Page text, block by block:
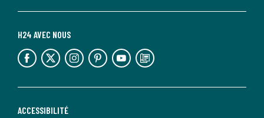
ACCESSIBILITÉ
H24 AVEC NOUS
lien vers l'espace réseaux sociaux lien vers l'espace réseaux sociaux lien vers l'espace réseaux sociaux lien vers l'espace réseaux sociaux lien vers l'espace réseaux sociaux lien vers le blog la redoute